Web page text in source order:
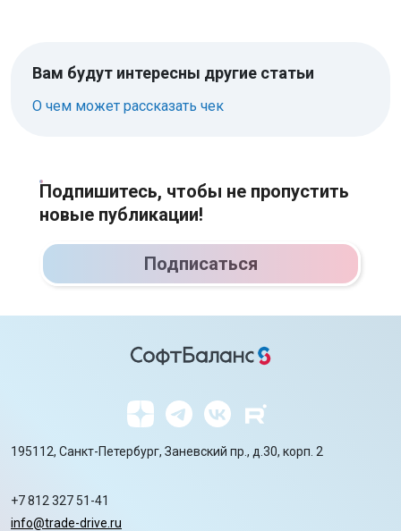
Вам будут интересны другие статьи
О чем может рассказать чек
Подпишитесь, чтобы не пропустить
новые публикации!
Подписаться
195112, Санкт-Петербург, Заневский пр., д.30, корп. 2
+7 812 327 51-41
info@trade-drive.ru